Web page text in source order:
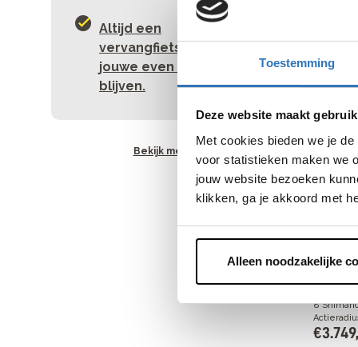
Toestemming
Deze website maakt
Met cookies bieden we je
voor statistieken maken we
jouw website bezoeken
klikken, ga je akkoord met
Alleen noodzakelijke
Altijd een
vervangfiets als de
jouwe even moet
blijven.
Bekijk meer
lage
49
€ 3.749,
8
€3.749,